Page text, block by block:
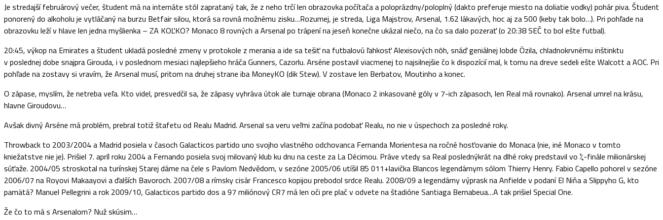
Je stredajší februárový večer, študent má na internáte stôl zaprataný tak, že z neho trčí len obrazovka počítača a poloprázdny/poloplný (dakto preferuje miesto na doliatie vodky) pohár piva. Študent
ponorený do alkoholu je vytláčaný na burzu Betfair silou, ktorá sa rovná možnému zisku…Rozumej, je streda, Liga Majstrov, Arsenal, 1.62 lákavých, hoc aj za 500 (keby tak bolo…). Pri pohľade na
obrazovku leží v hlave len jedna myšlienka – ZA KOĽKO? Monaco 8 rovných a Arsenal po trápení na jeseň konečne ukázal niečo, na čo sa dalo pozerať (o 20:38 SEČ to bol ešte futbal).
20:45, výkop na Emirates a študent ukladá posledné zmeny v protokole z merania a ide sa tešiť na futbalovú ľahkosť Alexisových nôh, snáď geniálnej lobde Özila, chladnokrvnému inštinktu
v poslednej dobe snajpra Girouda, i v poslednom mesiaci najlepšieho hráča Gunners, Cazorlu. Arséne postavil viacmenej to najsilnejšie čo k dispozícií mal, k tomu na dreve sedeli ešte Walcott a AOC. Pri
pohľade na zostavy si vravím, že Arsenal musí, pritom na druhej strane iba MoneyKO (dik Stew). V zostave len Berbatov, Moutinho a konec.
O zápase, myslím, že netreba veľa. Kto videl, presvedčil sa, že zápasy vyhráva útok ale turnaje obrana (Monaco 2 inkasované góly v 7-ich zápasoch, len Real má rovnako). Arsenal umrel na krásu,
hlavne Giroudovu…
Avšak divný Arséne má problém, prebral totiž štafetu od Realu Madrid. Arsenal sa veru veľmi začína podobať Realu, no nie v úspechoch za posledné roky.
Throwback to 2003/2004 a Madrid posiela v časoch Galacticos partido uno svojho vlastného odchovanca Fernanda Morientesa na ročné hosťovanie do Monaca (nie, iné Monaco v tomto
kniežatstve nie je). Prišiel 7. apríl roku 2004 a Fernando posiela svoj milovaný klub ku dnu na ceste za La Décimou. Práve vtedy sa Real poslednýkrát na dlhé roky predstavil vo ¼-finále milionárskej
súťaže. 2004/05 stroskotal na turínskej Starej dáme na čele s Pavlom Nedvědom, v sezóne 2005/06 utíšil 85 011+lavička Blancos legendárnym sólom Thierry Henry. Fabio Capello pohorel v sezóne
2006/07 na Royovi Makaayovi a ďalších Bavoroch. 2007/08 a rímsky cisár Francesco kopijou prebodol srdce Realu. 2008/09 a legendárny výprask na Anfielde v podaní El Niňa a Slippyho G, kto
pamätá? Manuel Pellegrini a rok 2009/10, Galacticos partido dos a 97 miliónový CR7 má len oči pre plač v odvete na štadióne Santiaga Bernabeua…A tak prišiel Special One.
Že čo to má s Arsenalom? Nuž skúsim…